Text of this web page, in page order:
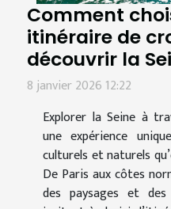
Comment
itinéraire de
découvrir la
8 janvier 2026 12:22
Explorer la Seine à
une expérience
culturels et naturels
De Paris aux côtes
des paysages et